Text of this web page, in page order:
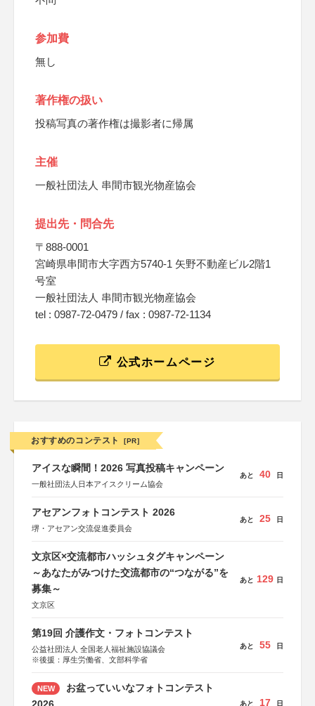
参加費
無し
著作権の扱い
投稿写真の著作権は撮影者に帰属
主催
一般社団法人 串間市観光物産協会
提出先・問合先
〒888-0001
宮崎県串間市大字西方5740-1 矢野不動産ビル2階1
号室
一般社団法人 串間市観光物産協会
tel : 0987-72-0479 / fax : 0987-72-1134
公式ホームページ
おすすめのコンテスト [PR]
アイスな瞬間！2026 写真投稿キャンペーン
一般社団法人日本アイスクリーム協会
あと 40 日
アセアンフォトコンテスト 2026
堺・アセアン交流促進委員会
あと 25 日
文京区×交流都市ハッシュタグキャンペーン
～あなたがみつけた交流都市の“つながる”を
募集～
文京区
あと 129 日
第19回 介護作文・フォトコンテスト
公益社団法人 全国老人福祉施設協議会
※後援：厚生労働省、文部科学省
あと 55 日
NEW
お盆っていいなフォトコンテスト
あと 17 日